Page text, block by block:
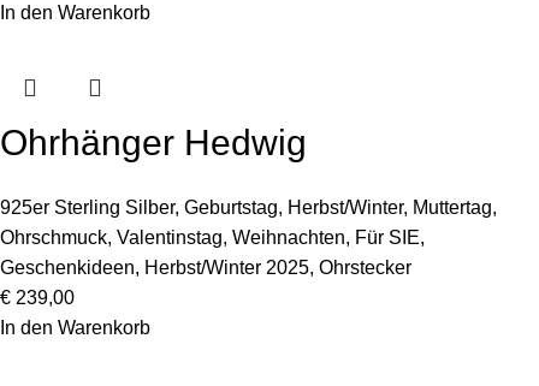
In den Warenkorb
Ohrhänger Hedwig
925er Sterling Silber, Geburtstag, Herbst/Winter, Muttertag,
Ohrschmuck, Valentinstag, Weihnachten, Für SIE,
Geschenkideen, Herbst/Winter 2025, Ohrstecker
€ 239,00
In den Warenkorb